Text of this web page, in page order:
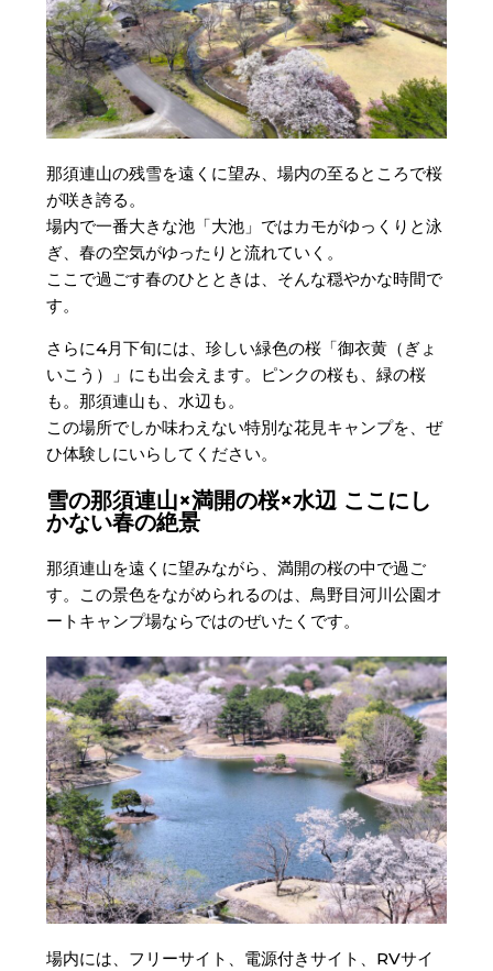
那須連山の残雪を遠くに望み、場内の至るところで桜
が咲き誇る。
場内で一番大きな池「大池」ではカモがゆっくりと泳
ぎ、春の空気がゆったりと流れていく。
ここで過ごす春のひとときは、そんな穏やかな時間で
す。
さらに4月下旬には、珍しい緑色の桜「御衣黄（ぎょ
いこう）」にも出会えます。ピンクの桜も、緑の桜
も。那須連山も、水辺も。
この場所でしか味わえない特別な花見キャンプを、ぜ
ひ体験しにいらしてください。
雪の那須連山×満開の桜×水辺 ここにし
かない春の絶景
那須連山を遠くに望みながら、満開の桜の中で過ご
す。この景色をながめられるのは、鳥野目河川公園オ
ートキャンプ場ならではのぜいたくです。
場内には、フリーサイト、電源付きサイト、RVサイ